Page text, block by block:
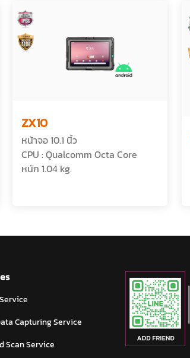
ZX10
หน้าจอ 10.1 นิ้ว
CPU : Qualcomm Octa Core
หนัก 1.04 kg.
Capturing Service
Scan Service